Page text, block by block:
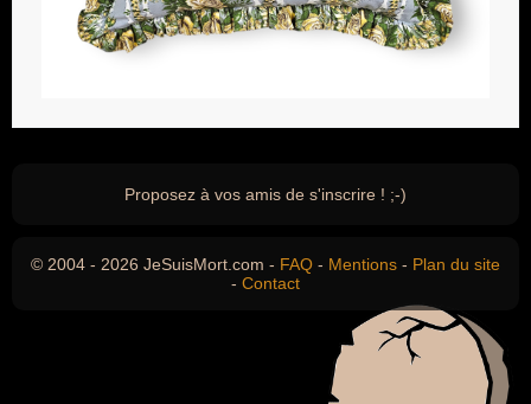
Proposez à vos amis de s'inscrire ! ;-)
© 2004 - 2026 JeSuisMort.com - FAQ - Mentions - Plan du site
- Contact